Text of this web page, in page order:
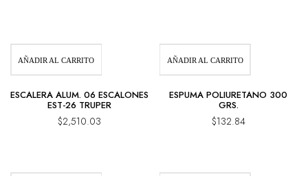
AÑADIR AL CARRITO
ESCALERA ALUM. 06 ESCALONES
EST-26 TRUPER
$2,510.03
AÑADIR AL CARRITO
ESPUMA POLIURETANO 300
GRS.
$132.84